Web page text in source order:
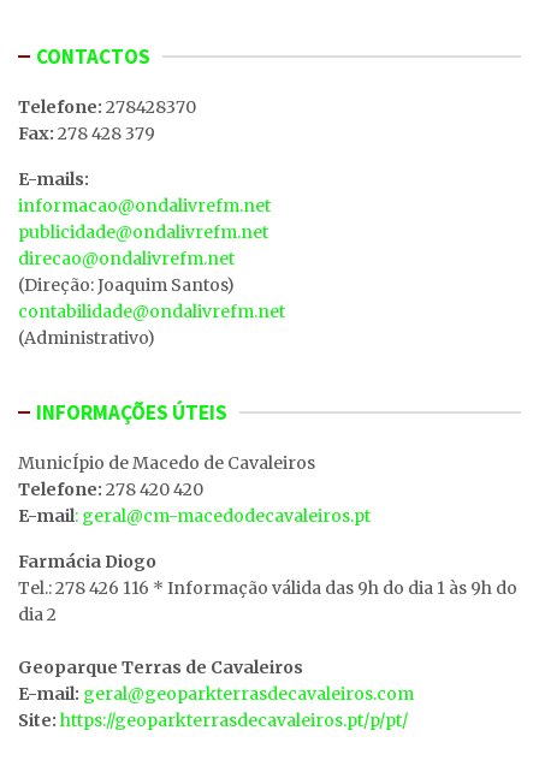
CONTACTOS
Telefone: 278428370
Fax: 278 428 379
E-mails:
informacao@ondalivrefm.net
publicidade@ondalivrefm.net
direcao@ondalivrefm.net
(Direção: Joaquim Santos)
contabilidade@ondalivrefm.net
(Administrativo)
INFORMAÇÕES ÚTEIS
MunicÍpio de Macedo de Cavaleiros
Telefone: 278 420 420
E-mail: geral@cm-macedodecavaleiros.pt
Farmácia Diogo
Tel.: 278 426 116 * Informação válida das 9h do dia 1 às 9h do
dia 2
Geoparque Terras de Cavaleiros
E-mail: geral@geoparkterrasdecavaleiros.com
Site: https://geoparkterrasdecavaleiros.pt/p/pt/